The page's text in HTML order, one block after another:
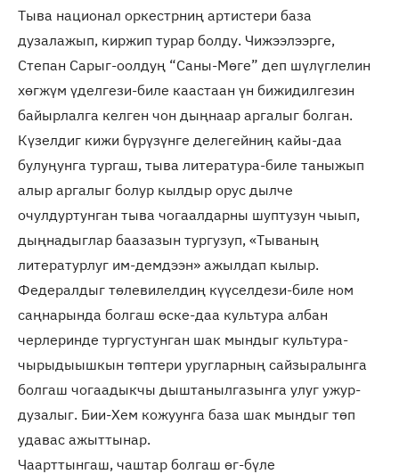
Тыва национал оркестрниң артистери база
дузалажып, киржип турар болду. Чижээлээрге,
Степан Сарыг-оолдуң “Саны-Мөге” деп шүлүглелин
хөгжүм үделгези-биле каастаан үн бижидилгезин
байырлалга келген чон дыңнаар аргалыг болган.
Күзелдиг кижи бүрүзүнге делегейниң кайы-даа
булуңунга тургаш, тыва литература-биле таныжып
алыр аргалыг болур кылдыр орус дылче
очулдуртунган тыва чогаалдарны шуптузун чыып,
дыңнадыглар баазазын тургузуп, «Тываның
литературлуг им-демдээн» ажылдап кылыр.
Федералдыг төлевилелдиң күүселдези-биле ном
саңнарында болгаш өске-даа культура албан
черлеринде тургустунган шак мындыг культура-
чырыдыышкын төптери уругларның сайзыралынга
болгаш чогаадыкчы дыштанылгазынга улуг ужур-
дузалыг. Бии-Хем кожуунга база шак мындыг төп
удавас ажыттынар.
Чаарттынгаш, чаштар болгаш өг-бүле